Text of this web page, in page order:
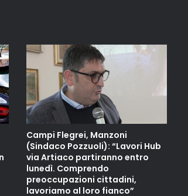
Campi Flegrei, Manzoni
(Sindaco Pozzuoli): “Lavori Hub
via Artiaco partiranno entro
lunedì. Comprendo
preoccupazioni cittadini,
lavoriamo al loro fianco”